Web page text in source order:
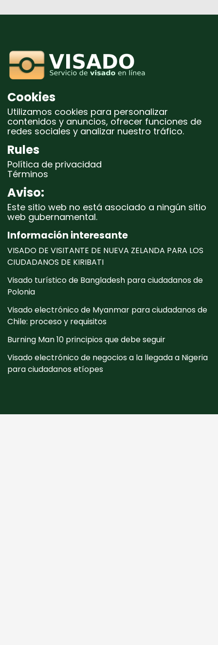
Cookies
Utilizamos cookies para personalizar
contenidos y anuncios, ofrecer funciones de
redes sociales y analizar nuestro tráfico.
Rules
Política de privacidad
Términos
Aviso:
Este sitio web no está asociado a ningún sitio
web gubernamental.
Información interesante
VISADO DE VISITANTE DE NUEVA ZELANDA PARA LOS
CIUDADANOS DE KIRIBATI
Visado turístico de Bangladesh para ciudadanos de
Polonia
Visado electrónico de Myanmar para ciudadanos de
Chile: proceso y requisitos
Burning Man 10 principios que debe seguir
Visado electrónico de negocios a la llegada a Nigeria
para ciudadanos etíopes